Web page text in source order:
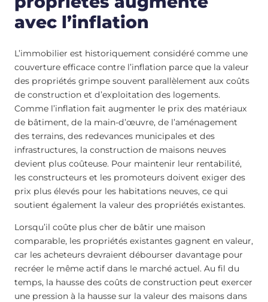
avec l’inflation
L’immobilier est historiquement considéré comme une
couverture efficace contre l’inflation parce que la valeur
des propriétés grimpe souvent parallèlement aux coûts
de construction et d’exploitation des logements.
Comme l’inflation fait augmenter le prix des matériaux
de bâtiment, de la main-d’œuvre, de l’aménagement
des terrains, des redevances municipales et des
infrastructures, la construction de maisons neuves
devient plus coûteuse. Pour maintenir leur rentabilité,
les constructeurs et les promoteurs doivent exiger des
prix plus élevés pour les habitations neuves, ce qui
soutient également la valeur des propriétés existantes.
Lorsqu’il coûte plus cher de bâtir une maison
comparable, les propriétés existantes gagnent en valeur,
car les acheteurs devraient débourser davantage pour
recréer le même actif dans le marché actuel. Au fil du
temps, la hausse des coûts de construction peut exercer
une pression à la hausse sur la valeur des maisons dans